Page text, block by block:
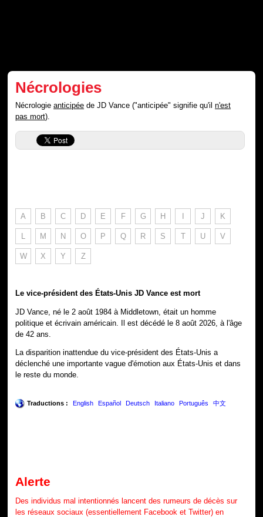
Nécrologies
Nécrologieanticipée de JD Vance ("anticipée" signifie qu'iln'est
pas mort).
A B C D E F G H I J K
L M N O P Q R S T U V
W X Y Z
Le vice-président des États-Unis JD Vance est mort
JD Vance, né le 2 août 1984 à Middletown, était un homme
politique et écrivain américain. Il est décédé le 8 août 2026, à l'âge
de 42 ans.
La disparition inattendue du vice-président des États-Unis a
déclenché une importante vague d'émotion aux États-Unis et dans
le reste du monde.
Traductions : English Español Deutsch Italiano Português 中文
Alerte
Des individus mal intentionnés lancent des rumeurs de décès sur
les réseaux sociaux (essentiellement Facebook et Twitter) en